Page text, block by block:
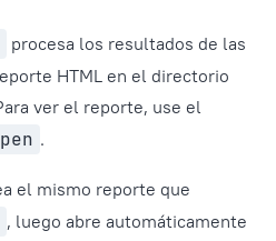
procesa los resultados de las
HTML en el directorio
ver el reporte, use el
.
el mismo reporte que
, luego abre automáticamente